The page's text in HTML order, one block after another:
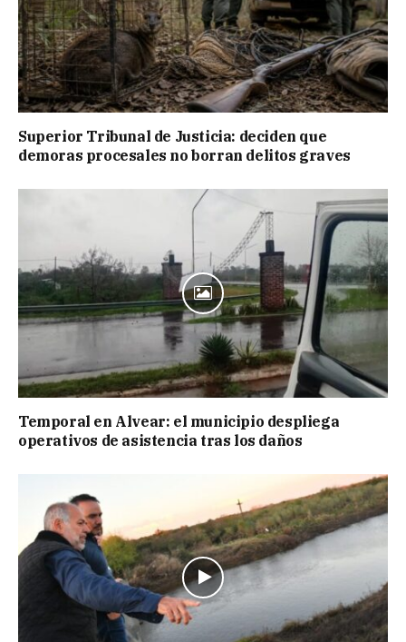
Superior Tribunal de Justicia: deciden que
demoras procesales no borran delitos graves
Temporal en Alvear: el municipio despliega
operativos de asistencia tras los daños